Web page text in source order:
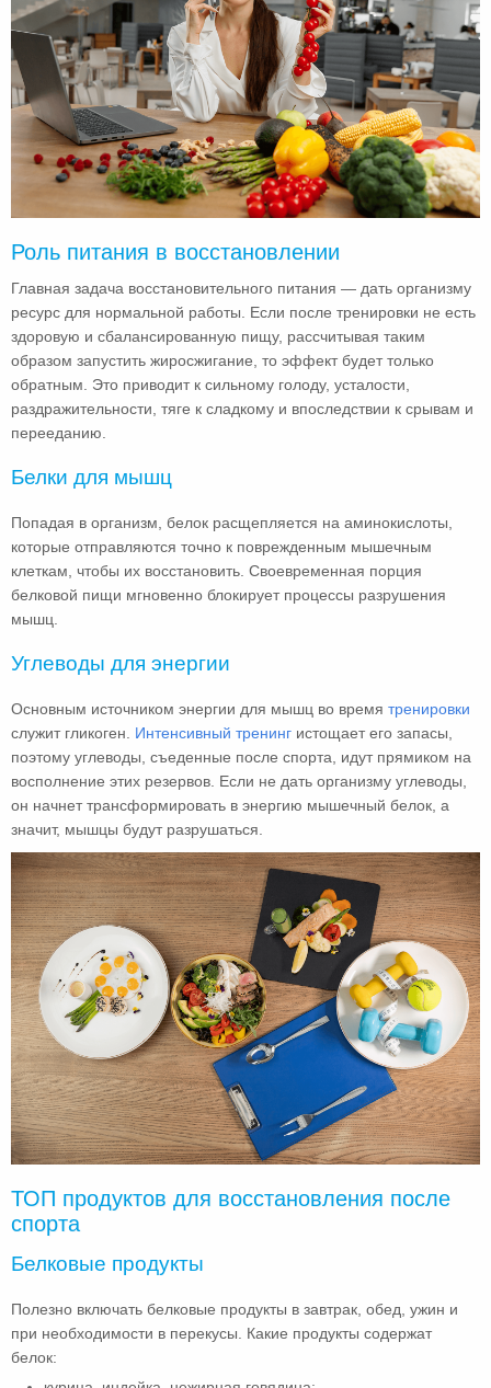
Роль питания в восстановлении
Главная задача восстановительного питания — дать организму
ресурс для нормальной работы. Если после тренировки не есть
здоровую и сбалансированную пищу, рассчитывая таким
образом запустить жиросжигание, то эффект будет только
обратным. Это приводит к сильному голоду, усталости,
раздражительности, тяге к сладкому и впоследствии к срывам и
перееданию.
Белки для мышц
Попадая в организм, белок расщепляется на аминокислоты,
которые отправляются точно к поврежденным мышечным
клеткам, чтобы их восстановить. Своевременная порция
белковой пищи мгновенно блокирует процессы разрушения
мышц.
Углеводы для энергии
Основным источником энергии для мышц во время тренировки
служит гликоген. Интенсивный тренинг истощает его запасы,
поэтому углеводы, съеденные после спорта, идут прямиком на
восполнение этих резервов. Если не дать организму углеводы,
он начнет трансформировать в энергию мышечный белок, а
значит, мышцы будут разрушаться.
ТОП продуктов для восстановления после
спорта
Белковые продукты
Полезно включать белковые продукты в завтрак, обед, ужин и
при необходимости в перекусы. Какие продукты содержат
белок: